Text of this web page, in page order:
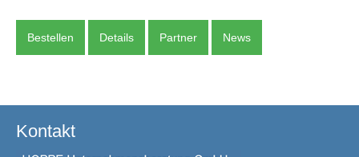
Bestellen Details Partner News
Kontakt